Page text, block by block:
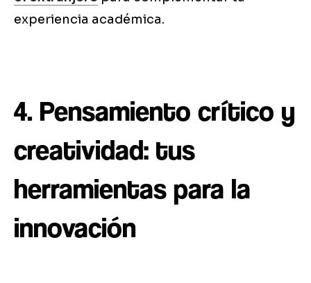
experiencia académica.
4. Pensamiento crítico y
creatividad: tus
herramientas para la
innovación